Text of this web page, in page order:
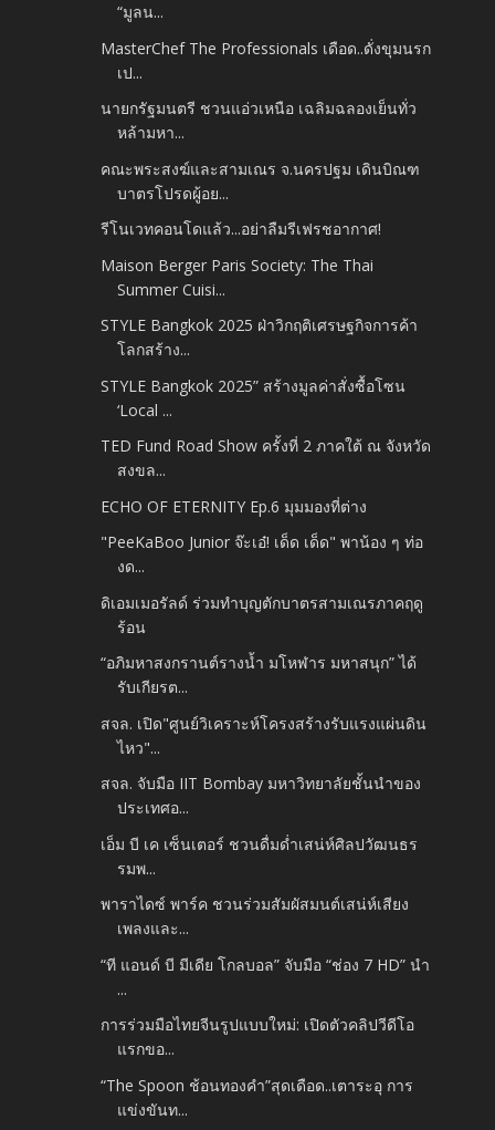
“มูลน...
MasterChef The Professionals เดือด..ดั่งขุมนรก
เป...
นายกรัฐมนตรี ชวนแอ่วเหนือ เฉลิมฉลองเย็นทั่ว
หล้ามหา...
คณะพระสงฆ์และสามเณร จ.นครปฐม เดินบิณฑ
บาตรโปรดผู้อย...
รีโนเวทคอนโดแล้ว...อย่าลืมรีเฟรชอากาศ!
Maison Berger Paris Society: The Thai
Summer Cuisi...
STYLE Bangkok 2025 ฝ่าวิกฤติเศรษฐกิจการค้า
โลกสร้าง...
STYLE Bangkok 2025” สร้างมูลค่าสั่งซื้อโซน
‘Local ...
TED Fund Road Show ครั้งที่ 2 ภาคใต้ ณ จังหวัด
สงขล...
ECHO OF ETERNITY Ep.6 มุมมองที่ต่าง
"PeeKaBoo Junior จ๊ะเอ๋! เด็ด เด็ด" พาน้อง ๆ ท่อ
งด...
ดิเอมเมอรัลด์ ร่วมทำบุญตักบาตรสามเณรภาคฤดู
ร้อน
“อภิมหาสงกรานต์รางน้ำ มโหฬาร มหาสนุก” ได้
รับเกียรต...
สจล. เปิด"ศูนย์วิเคราะห์โครงสร้างรับแรงแผ่นดิน
ไหว"...
สจล. จับมือ IIT Bombay มหาวิทยาลัยชั้นนำของ
ประเทศอ...
เอ็ม บี เค เซ็นเตอร์ ชวนดื่มด่ำเสน่ห์ศิลปวัฒนธร
รมพ...
พาราไดซ์ พาร์ค ชวนร่วมสัมผัสมนต์เสน่ห์เสียง
เพลงและ...
“ที แอนด์ บี มีเดีย โกลบอล” จับมือ “ช่อง 7 HD” นำ
...
การร่วมมือไทยจีนรูปแบบใหม่: เปิดตัวคลิปวีดีโอ
แรกขอ...
“The Spoon ช้อนทองคำ”สุดเดือด..เตาระอุ การ
แข่งขันท...